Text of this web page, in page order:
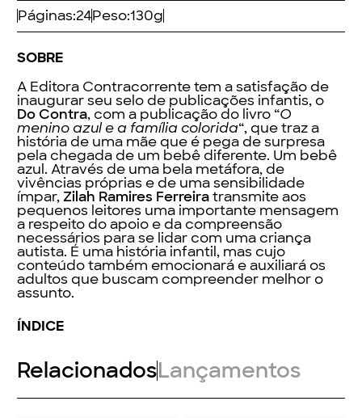
Páginas:24Peso:130g
SOBRE
A Editora Contracorrente tem a satisfação de
inaugurar seu selo de publicações infantis, o
Do Contra, com a publicação do livro “O
menino azul e a família colorida“, que traz a
história de uma mãe que é pega de surpresa
pela chegada de um bebê diferente. Um bebê
azul. Através de uma bela metáfora, de
vivências próprias e de uma sensibilidade
ímpar,Zilah Ramires Ferreiratransmite aos
pequenos leitores uma importante mensagem
a respeito do apoio e da compreensão
necessários para se lidar com uma criança
autista. É uma história infantil, mas cujo
conteúdo também emocionará e auxiliará os
adultos que buscam compreender melhor o
assunto.
ÍNDICE
RelacionadosLançamentos